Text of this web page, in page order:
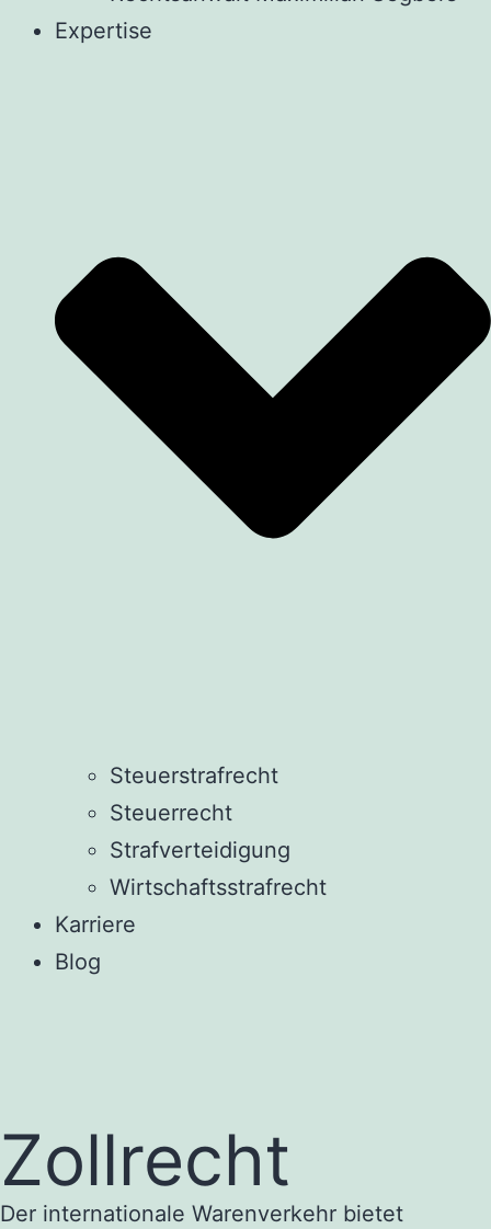
Expertise
Steuerstrafrecht
Steuerrecht
Strafverteidigung
Wirtschaftsstrafrecht
Karriere
Blog
Zollrecht
Der internationale Warenverkehr bietet